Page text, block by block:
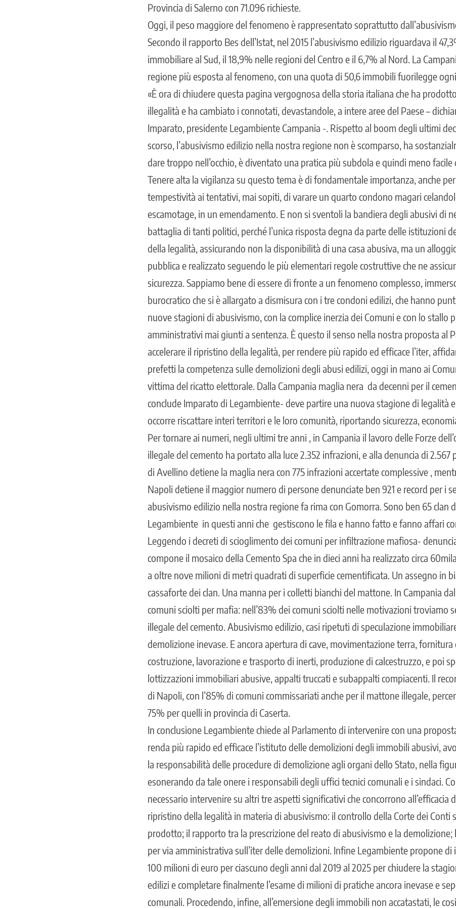
Provincia di Salerno con 71.096 richieste.
Oggi, il peso maggiore del fenomeno è rappresentato soprattutto
Secondo il rapporto Bes dell’Istat, nel 2015 l’abusivismo edilizio riguardava il
immobiliare al Sud, il 18,9% nelle regioni del Centro e il 6,7% al Nord. La
regione più esposta al fenomeno, con una quota di 50,6 immobili fuorilegge
«È ora di chiudere questa pagina vergognosa della storia italiana che ha
illegalità e ha cambiato i connotati, devastandole, a intere aree del Paese –
Imparato, presidente Legambiente Campania -. Rispetto al boom degli ultimi
scorso, l’abusivismo edilizio nella nostra regione non è scomparso, ha
dare troppo nell’occhio, è diventato una pratica più subdola e quindi meno facile
Tenere alta la vigilanza su questo tema è di fondamentale importanza, anche
tempestività ai tentativi, mai sopiti, di varare un quarto condono magari
escamotage, in un emendamento. E non si sventoli la bandiera degli abusivi di
battaglia di tanti politici, perché l’unica risposta degna da parte delle istituzioni
della legalità, assicurando non la disponibilità di una casa abusiva, ma un
pubblica e realizzato seguendo le più elementari regole costruttive che ne
sicurezza. Sappiamo bene di essere di fronte a un fenomeno complesso,
burocratico che si è allargato a dismisura con i tre condoni edilizi, che hanno
nuove stagioni di abusivismo, con la complice inerzia dei Comuni e con lo stallo
amministrativi mai giunti a sentenza. È questo il senso nella nostra proposta al
accelerare il ripristino della legalità, per rendere più rapido ed efficace l’iter,
prefetti la competenza sulle demolizioni degli abusi edilizi, oggi in mano ai
vittima del ricatto elettorale. Dalla Campania maglia nera da decenni per il
conclude Imparato di Legambiente- deve partire una nuova stagione di legalità
occorre riscattare interi territori e le loro comunità, riportando sicurezza,
Per tornare ai numeri, negli ultimi tre anni , in Campania il lavoro delle Forze
illegale del cemento ha portato alla luce 2.352 infrazioni, e alla denuncia di 2.567
di Avellino detiene la maglia nera con 775 infrazioni accertate complessive ,
Napoli detiene il maggior numero di persone denunciate ben 921 e record per i
abusivismo edilizio nella nostra regione fa rima con Gomorra. Sono ben 65 clan
Legambiente in questi anni che gestiscono le fila e hanno fatto e fanno affari
Leggendo i decreti di scioglimento dei comuni per infiltrazione mafiosa-
compone il mosaico della Cemento Spa che in dieci anni ha realizzato circa
a oltre nove milioni di metri quadrati di superficie cementificata. Un assegno in
cassaforte dei clan. Una manna per i colletti bianchi del mattone. In Campania dal
comuni sciolti per mafia: nell’83% dei comuni sciolti nelle motivazioni troviamo
illegale del cemento. Abusivismo edilizio, casi ripetuti di speculazione
demolizione inevase. E ancora apertura di cave, movimentazione terra, fornitura
costruzione, lavorazione e trasporto di inerti, produzione di calcestruzzo, e poi
lottizzazioni immobiliari abusive, appalti truccati e subappalti compiacenti. Il
di Napoli, con l’85% di comuni commissariati anche per il mattone illegale,
75% per quelli in provincia di Caserta.
In conclusione Legambiente chiede al Parlamento di intervenire con una
renda più rapido ed efficace l’istituto delle demolizioni degli immobili abusivi,
la responsabilità delle procedure di demolizione agli organi dello Stato, nella
esonerando da tale onere i responsabili degli uffici tecnici comunali e i sindaci.
necessario intervenire su altri tre aspetti significativi che concorrono all’efficacia
ripristino della legalità in materia di abusivismo: il controllo della Corte dei Conti
prodotto; il rapporto tra la prescrizione del reato di abusivismo e la demolizione;
per via amministrativa sull’iter delle demolizioni. Infine Legambiente propone
100 milioni di euro per ciascuno degli anni dal 2019 al 2025 per chiudere la
edilizi e completare finalmente l’esame di milioni di pratiche ancora inevase e
comunali. Procedendo, infine, all’emersione degli immobili non accatastati, le